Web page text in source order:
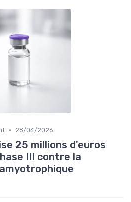
• 28/04/2026
25 millions d'euros
III contre la